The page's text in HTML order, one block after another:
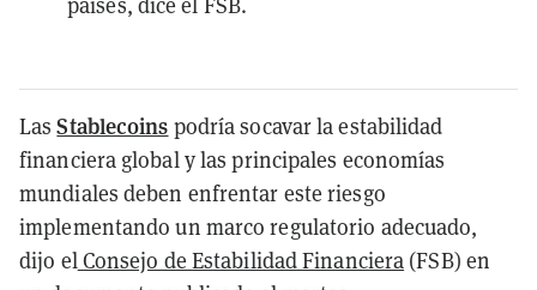
LasStablecoins podría socavar la estabilidad
financiera global y las principales economías
mundiales deben enfrentar este riesgo
implementando un marco regulatorio adecuado,
dijo elConsejo de Estabilidad Financiera (FSB) en